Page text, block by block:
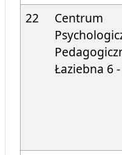
22
Centrum
Łaziebna 6